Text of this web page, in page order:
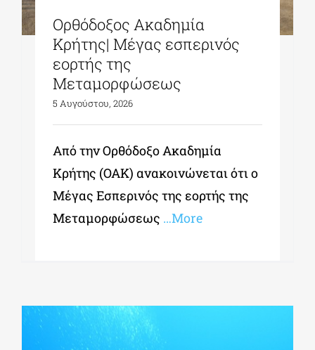
Ορθόδοξος Ακαδημία
Κρήτης| Μέγας εσπερινός
εορτής της
Μεταμορφώσεως
5 Αυγούστου, 2026
Από την Ορθόδοξο Ακαδημία
Κρήτης (ΟΑΚ) ανακοινώνεται ότι ο
Μέγας Εσπερινός της εορτής της
Μεταμορφώσεως …More